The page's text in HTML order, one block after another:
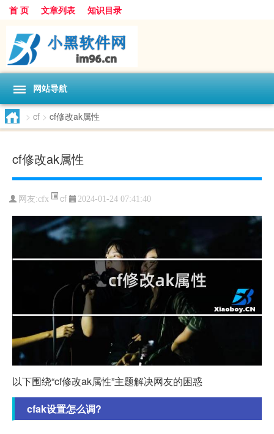
首 页 文章列表 知识目录
网站导航
> cf > cf修改ak属性
cf修改ak属性
网友:cfx cf 2024-01-24 07:41:40
以下围绕“cf修改ak属性”主题解决网友的困惑
cfak设置怎么调?